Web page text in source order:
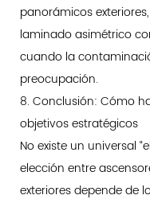
panorámicos
laminado asimétrico
cuando la
preocupación.
8. Conclusión: Cómo
objetivos estratégicos
No existe un universal
elección entre
exteriores depende de